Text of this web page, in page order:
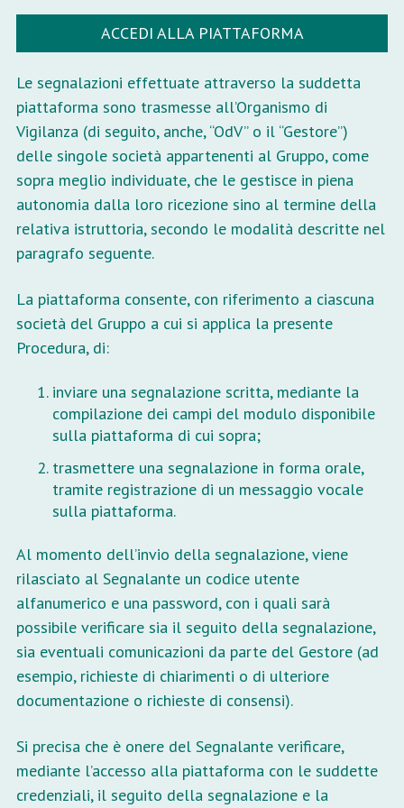
ACCEDI ALLA PIATTAFORMA
Le segnalazioni effettuate attraverso la suddetta
piattaforma sono trasmesse all’Organismo di
Vigilanza (di seguito, anche, “OdV” o il “Gestore”)
delle singole società appartenenti al Gruppo, come
sopra meglio individuate, che le gestisce in piena
autonomia dalla loro ricezione sino al termine della
relativa istruttoria, secondo le modalità descritte nel
paragrafo seguente.
La piattaforma consente, con riferimento a ciascuna
società del Gruppo a cui si applica la presente
Procedura, di:
inviare una segnalazione scritta, mediante la
compilazione dei campi del modulo disponibile
sulla piattaforma di cui sopra;
trasmettere una segnalazione in forma orale,
tramite registrazione di un messaggio vocale
sulla piattaforma.
Al momento dell’invio della segnalazione, viene
rilasciato al Segnalante un codice utente
alfanumerico e una password, con i quali sarà
possibile verificare sia il seguito della segnalazione,
sia eventuali comunicazioni da parte del Gestore (ad
esempio, richieste di chiarimenti o di ulteriore
documentazione o richieste di consensi).
Si precisa che è onere del Segnalante verificare,
mediante l’accesso alla piattaforma con le suddette
credenziali, il seguito della segnalazione e la